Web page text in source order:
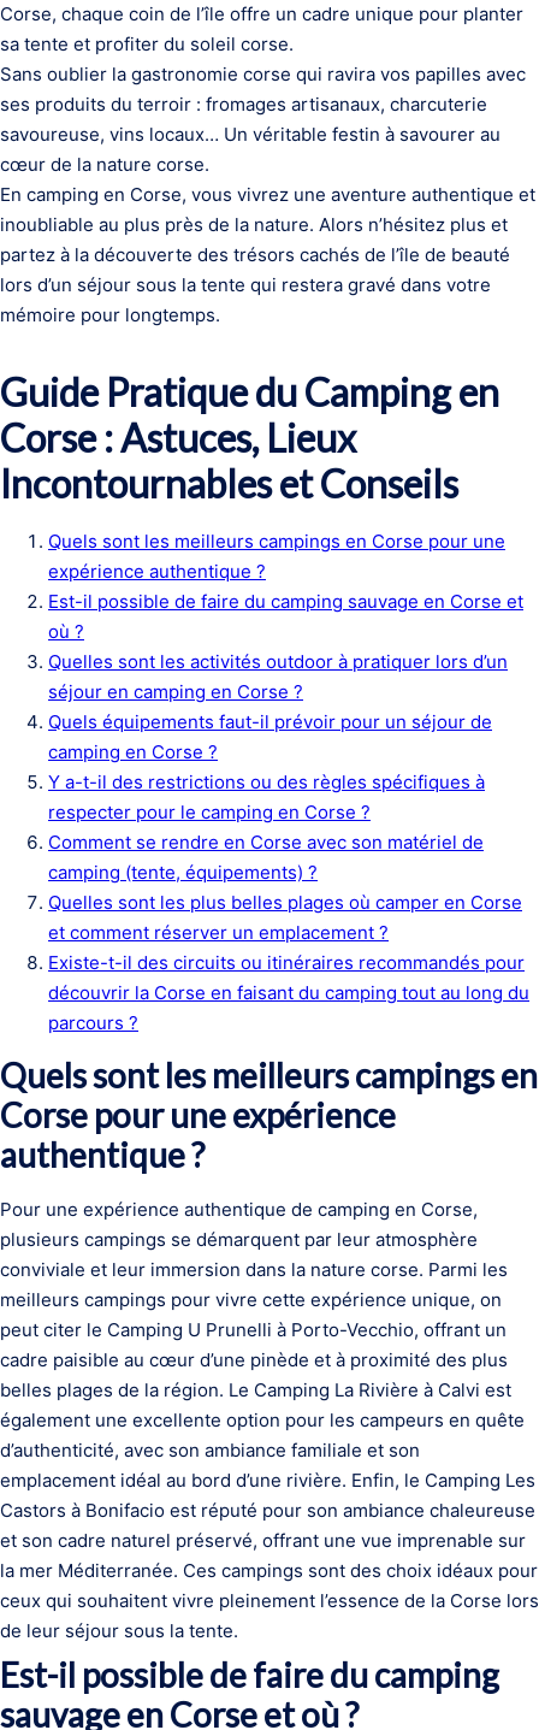
Corse, chaque coin de l’île offre un cadre unique pour planter
sa tente et profiter du soleil corse.
Sans oublier la gastronomie corse qui ravira vos papilles avec
ses produits du terroir : fromages artisanaux, charcuterie
savoureuse, vins locaux… Un véritable festin à savourer au
cœur de la nature corse.
En camping en Corse, vous vivrez une aventure authentique et
inoubliable au plus près de la nature. Alors n’hésitez plus et
partez à la découverte des trésors cachés de l’île de beauté
lors d’un séjour sous la tente qui restera gravé dans votre
mémoire pour longtemps.
Guide Pratique du Camping en
Corse : Astuces, Lieux
Incontournables et Conseils
Quels sont les meilleurs campings en Corse pour une
expérience authentique ?
Est-il possible de faire du camping sauvage en Corse et
où ?
Quelles sont les activités outdoor à pratiquer lors d’un
séjour en camping en Corse ?
Quels équipements faut-il prévoir pour un séjour de
camping en Corse ?
Y a-t-il des restrictions ou des règles spécifiques à
respecter pour le camping en Corse ?
Comment se rendre en Corse avec son matériel de
camping (tente, équipements) ?
Quelles sont les plus belles plages où camper en Corse
et comment réserver un emplacement ?
Existe-t-il des circuits ou itinéraires recommandés pour
découvrir la Corse en faisant du camping tout au long du
parcours ?
Quels sont les meilleurs campings en
Corse pour une expérience
authentique ?
Pour une expérience authentique de camping en Corse,
plusieurs campings se démarquent par leur atmosphère
conviviale et leur immersion dans la nature corse. Parmi les
meilleurs campings pour vivre cette expérience unique, on
peut citer le Camping U Prunelli à Porto-Vecchio, offrant un
cadre paisible au cœur d’une pinède et à proximité des plus
belles plages de la région. Le Camping La Rivière à Calvi est
également une excellente option pour les campeurs en quête
d’authenticité, avec son ambiance familiale et son
emplacement idéal au bord d’une rivière. Enfin, le Camping Les
Castors à Bonifacio est réputé pour son ambiance chaleureuse
et son cadre naturel préservé, offrant une vue imprenable sur
la mer Méditerranée. Ces campings sont des choix idéaux pour
ceux qui souhaitent vivre pleinement l’essence de la Corse lors
de leur séjour sous la tente.
Est-il possible de faire du camping
sauvage en Corse et où ?